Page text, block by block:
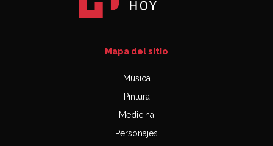
Mapa del sitio
Música
Pintura
Medicina
Personajes